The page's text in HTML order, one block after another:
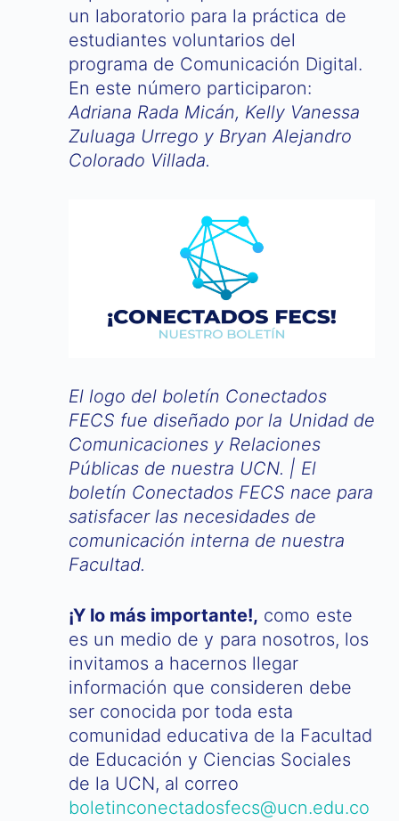
un laboratorio para la práctica de
estudiantes voluntarios del
programa de Comunicación Digital.
En este número participaron:
Adriana Rada Micán, Kelly Vanessa
Zuluaga Urrego y Bryan Alejandro
Colorado Villada.
El logo del boletín Conectados
FECS fue diseñado por la Unidad de
Comunicaciones y Relaciones
Públicas de nuestra UCN. | El
boletín Conectados FECS nace para
satisfacer las necesidades de
comunicación interna de nuestra
Facultad.
¡Y lo más importante!, como este
es un medio de y para nosotros, los
invitamos a hacernos llegar
información que consideren debe
ser conocida por toda esta
comunidad educativa de la Facultad
de Educación y Ciencias Sociales
de la UCN, al correo
boletinconectadosfecs@ucn.edu.co